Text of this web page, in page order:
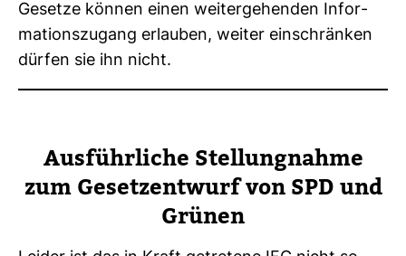
Gesetze können einen wei­ter­ge­henden Infor­
ma­ti­ons­zu­gang erlauben, weiter ein­schränken
dürfen sie ihn nicht.
Aus­führ­liche Stel­lung­nahme
zum Gesetz­ent­wurf von SPD und
Grünen